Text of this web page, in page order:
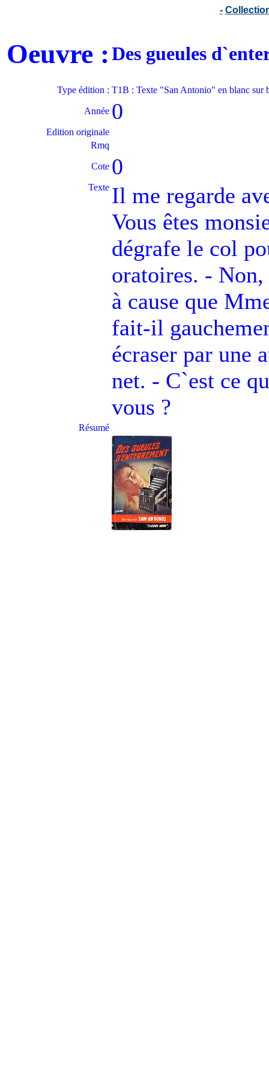
-
Oeuvre :Des gueules
Type édition : T1B : Texte "San Antonio" en blanc sur
Année 0
Edition originale
Rmq
Cote 0
Texte Il me regarde
Vous êtes
dégrafe le col
oratoires. -
à cause que
fait-il
écraser par une
net. - C`est ce
vous ?
Résumé